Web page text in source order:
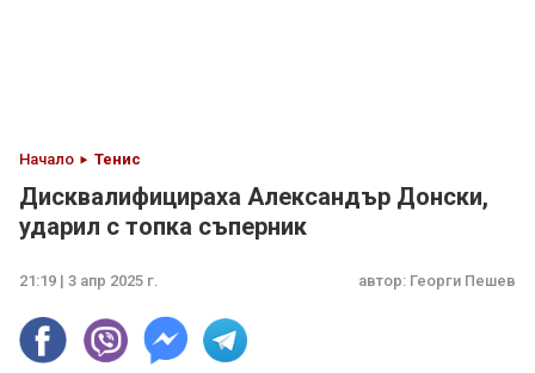
Начало Тенис
Дисквалифицираха Александър Донски,
ударил с топка съперник
21:19 | 3 апр 2025 г. автор: Георги Пешев